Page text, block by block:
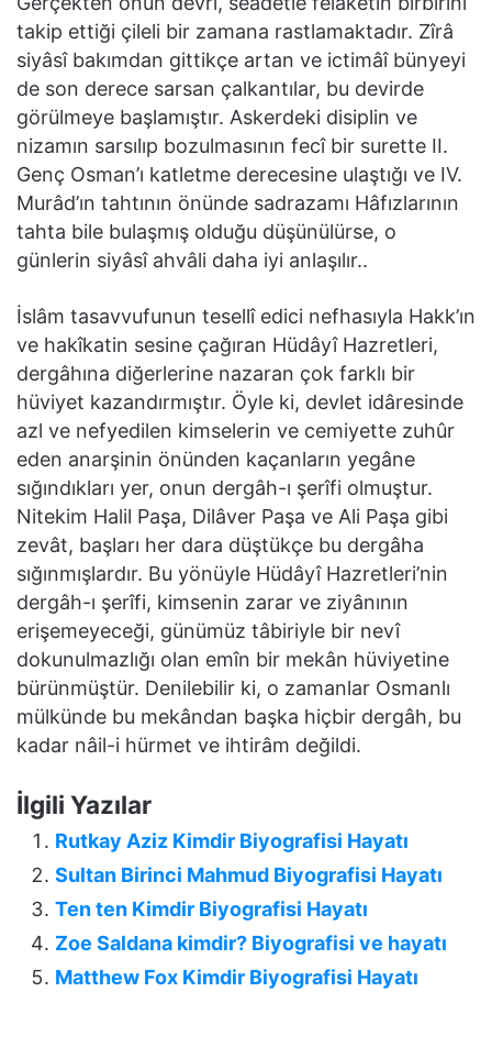
takip ettiği çileli bir zamana rastlamaktadır. Zîrâ
siyâsî bakımdan gittikçe artan ve ictimâî bünyeyi
de son derece sarsan çalkantılar, bu devirde
görülmeye başlamıştır. Askerdeki disiplin ve
nizamın sarsılıp bozulmasının fecî bir surette II.
Genç Osman’ı katletme derecesine ulaştığı ve IV.
Murâd’ın tahtının önünde sadrazamı Hâfızlarının
tahta bile bulaşmış olduğu düşünülürse, o
günlerin siyâsî ahvâli daha iyi anlaşılır..
İslâm tasavvufunun tesellî edici nefhasıyla Hakk’ın
ve hakîkatin sesine çağıran Hüdâyî Hazretleri,
dergâhına diğerlerine nazaran çok farklı bir
hüviyet kazandırmıştır. Öyle ki, devlet idâresinde
azl ve nefyedilen kimselerin ve cemiyette zuhûr
eden anarşinin önünden kaçanların yegâne
sığındıkları yer, onun dergâh-ı şerîfi olmuştur.
Nitekim Halil Paşa, Dilâver Paşa ve Ali Paşa gibi
zevât, başları her dara düştükçe bu dergâha
sığınmışlardır. Bu yönüyle Hüdâyî Hazretleri’nin
dergâh-ı şerîfi, kimsenin zarar ve ziyânının
erişemeyeceği, günümüz tâbiriyle bir nevî
dokunulmazlığı olan emîn bir mekân hüviyetine
bürünmüştür. Denilebilir ki, o zamanlar Osmanlı
mülkünde bu mekândan başka hiçbir dergâh, bu
kadar nâil-i hürmet ve ihtirâm değildi.
İlgili Yazılar
Rutkay Aziz Kimdir Biyografisi Hayatı
Sultan Birinci Mahmud Biyografisi Hayatı
Ten ten Kimdir Biyografisi Hayatı
Zoe Saldana kimdir? Biyografisi ve hayatı
Matthew Fox Kimdir Biyografisi Hayatı